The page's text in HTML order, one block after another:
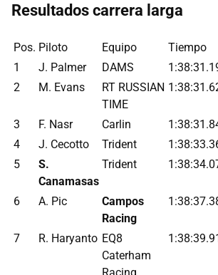
Resultados carrera larga
Pos. Piloto Equipo Tiempo
1
J. Palmer DAMS
2
M. Evans
RT RUSSIAN
TIME
3 F. Nasr Carlin
4
J. Cecotto Trident
5
S.
Canamasas
Trident
6 A. Pic
Campos
Racing
7 R. Haryanto EQ8
Caterham